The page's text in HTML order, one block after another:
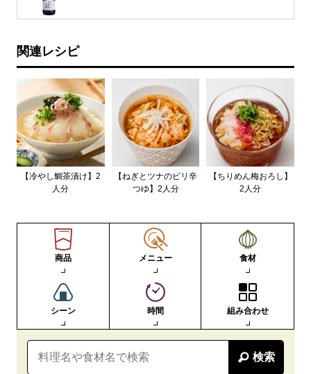
関連レシピ
【冷やし鯛茶漬け】2
人分
【ねぎとツナのピリ辛
つゆ】2人分
【ちりめん梅おろし】
2人分
商品 メニュー 食材
シーン 時間 組み合わせ
検索